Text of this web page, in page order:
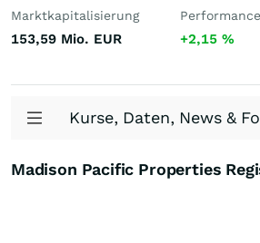
Marktkapitalisierung
153,59 Mio. EUR +2,15 %
Kurse, Daten, News &
Madison Pacific Properties